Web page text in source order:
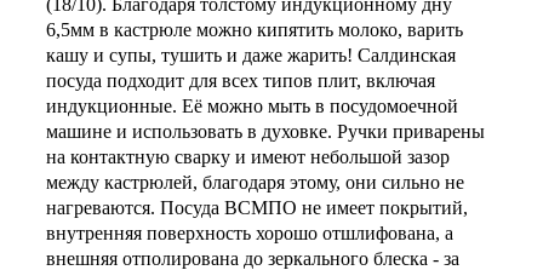
6,5мм в кастрюле можно кипятить молоко, варить
кашу и супы, тушить и даже жарить! Салдинская
посуда подходит для всех типов плит, включая
индукционные. Её можно мыть в посудомоечной
машине и использовать в духовке. Ручки приварены
на контактную сварку и имеют небольшой зазор
между кастрюлей, благодаря этому, они сильно не
нагреваются. Посуда ВСМПО не имеет покрытий,
внутренняя поверхность хорошо отшлифована, а
внешняя отполирована до зеркального блеска - за